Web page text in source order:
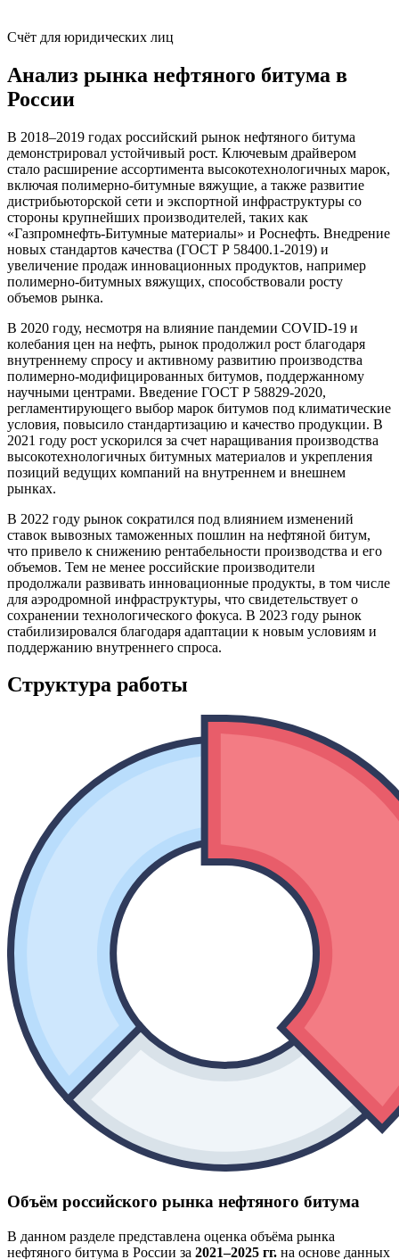
Счёт для юридических лиц
Анализ рынка нефтяного битума в
России
В 2018–2019 годах российский рынок нефтяного битума
демонстрировал устойчивый рост. Ключевым драйвером
стало расширение ассортимента высокотехнологичных марок,
включая полимерно-битумные вяжущие, а также развитие
дистрибьюторской сети и экспортной инфраструктуры со
стороны крупнейших производителей, таких как
«Газпромнефть-Битумные материалы» и Роснефть. Внедрение
новых стандартов качества (ГОСТ Р 58400.1-2019) и
увеличение продаж инновационных продуктов, например
полимерно-битумных вяжущих, способствовали росту
объемов рынка.
В 2020 году, несмотря на влияние пандемии COVID-19 и
колебания цен на нефть, рынок продолжил рост благодаря
внутреннему спросу и активному развитию производства
полимерно-модифицированных битумов, поддержанному
научными центрами. Введение ГОСТ Р 58829-2020,
регламентирующего выбор марок битумов под климатические
условия, повысило стандартизацию и качество продукции. В
2021 году рост ускорился за счет наращивания производства
высокотехнологичных битумных материалов и укрепления
позиций ведущих компаний на внутреннем и внешнем
рынках.
В 2022 году рынок сократился под влиянием изменений
ставок вывозных таможенных пошлин на нефтяной битум,
что привело к снижению рентабельности производства и его
объемов. Тем не менее российские производители
продолжали развивать инновационные продукты, в том числе
для аэродромной инфраструктуры, что свидетельствует о
сохранении технологического фокуса. В 2023 году рынок
стабилизировался благодаря адаптации к новым условиям и
поддержанию внутреннего спроса.
Структура работы
Объём российского рынка нефтяного битума
В данном разделе представлена оценка объёма рынка
нефтяного битума в России за 2021–2025 гг. на основе данных